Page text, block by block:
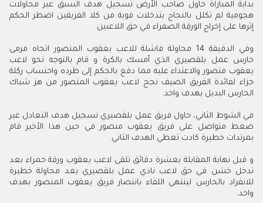
بداية المباراة حاول صاحب الأرض تسجيل هدف السبق عبر محاولات
هجومية لم تكلل بالنجاح بتدخلات قوية من كلا الفريقين اضطر الحكم
إثرها على إخراج الورقة الصفراء في حق اللاعبين.
وفي الدقيقة 14 محاولة فاشلة للاعب يعقوب المنصور اتجاه مرمى
حارس عمل بلقصيري الذي أمسك بالكرة و قام بالتوجه نحو لاعب
يعقوب منصور والاعتداء عليه مما دفع بالحكم إلى طرده واحتساب ركلة
جزاء لفائدة الفريق الضيف نجح لاعب يعقوب المنصور من هز شباك
الحارس البديل بهدف واحد.
في الشوط الثاني، حاول فريق عمل بلقصيري تسجيل هدف التعادل عبر
ضغط متواصل على فريق يعقوب منصور في حين هذا الأخير قام
بمرتدات خطيرة كادت تعطي الهدف الثاني.
و قبل نهاية المقابلة بعشرة دقائق تلقى لاعب يعقوب ورقة حمراء بعد
تدخل خشن في حق لاعب نادي عمل بلقصيري بعد محاولة خطيرة
للانفراد بالحارس لينتهي اللقاء بانتصار فريق يعقوب المنصور بهدف
واحد.